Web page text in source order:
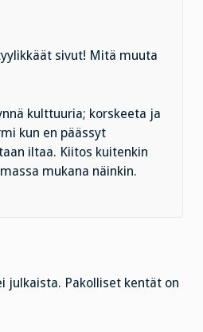
sivut! Mitä muuta
kulttuuria; korskeeta ja
kun en päässyt
iltaa. Kiitos kuitenkin
mukana näinkin.
julkaista. Pakolliset kentät on